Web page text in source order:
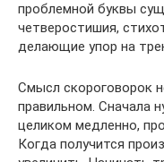
проблемной буквы
четверостишия,
делающие упор на
Смысл скороговорок
правильном. Сначала
целиком медленно,
Когда получится